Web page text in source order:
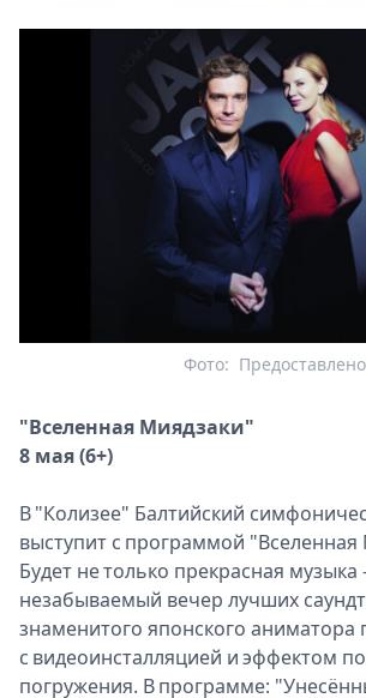
Фото:
"Вселенная Миядзаки"
8 мая (6+)
В "Колизее" Балтийский
выступит с программой
Будет не только прекрасная музыка
незабываемый вечер лучших
знаменитого японского аниматора
с видеоинсталляцией и эффектом
погружения. В программе: